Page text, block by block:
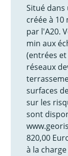
Situé
créée à
par l'A20.
min aux
(entrées et
réseaux
surfaces
sur les
sont
820,00
à la